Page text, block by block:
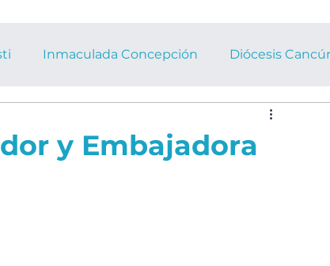
Inmaculada Concepción Diócesis
Actividades Mensuales
y Embajadora